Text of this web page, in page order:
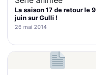
La saison 17 de retour le 9
juin sur Gulli !
26 mai 2014